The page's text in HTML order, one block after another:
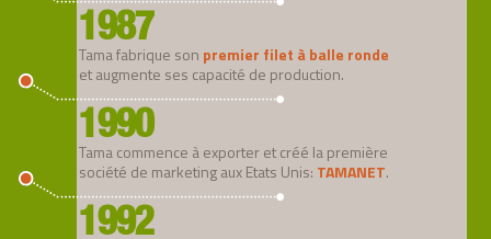
1987
Tama fabrique son premier filet à balle ronde
et augmente ses capacité de production.
1990
Tama commence à exporter et créé la première
société de marketing aux Etats Unis: TAMANET.
1992